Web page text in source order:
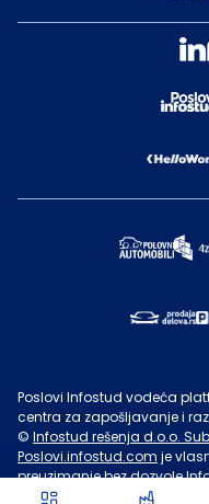
Poslovi Infostud vodeća
centra za zapošljavanje i
© Infostud rešenja d.o.o.
Poslovi.infostud.com je
preuzimanje bez dozvole
u druge svrhe, osim za